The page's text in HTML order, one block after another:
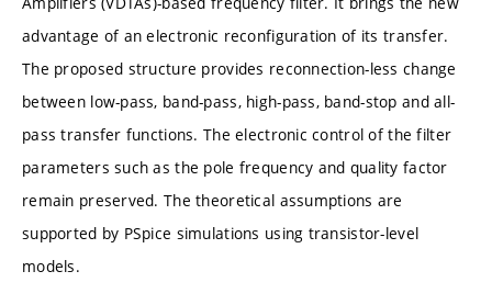
advantage of an electronic reconfiguration of its transfer.
The proposed structure provides reconnection-less change
between low-pass, band-pass, high-pass, band-stop and all-
pass transfer functions. The electronic control of the filter
parameters such as the pole frequency and quality factor
remain preserved. The theoretical assumptions are
supported by PSpice simulations using transistor-level
models.